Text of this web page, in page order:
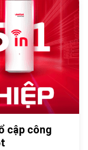
cập công